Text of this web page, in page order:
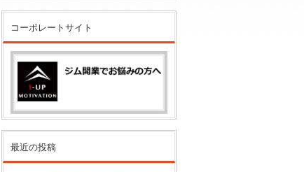
コーポレートサイト
最近の投稿